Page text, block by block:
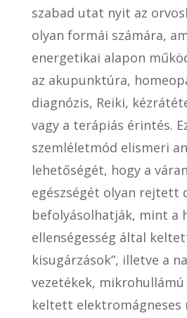
szabad utat nyit az
olyan formái számára,
energetikai alapon
az akupunktúra,
diagnózis, Reiki,
vagy a terápiás érintés.
szemléletmód elismeri
lehetőségét, hogy a
egészségét olyan rejtett
befolyásolhatják, mint a
ellenségesség által
kisugárzások”, illetve a
vezetékek,
keltett elektromágneses